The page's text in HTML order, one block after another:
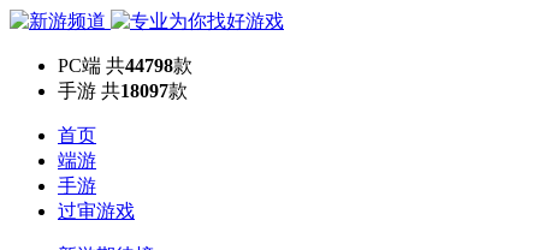
PC端 共44798款
手游 共18097款
首页
端游
手游
过审游戏